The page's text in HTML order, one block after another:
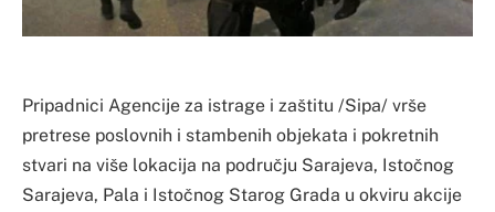
Pripadnici Agencije za istrage i zaštitu /Sipa/ vrše
pretrese poslovnih i stambenih objekata i pokretnih
stvari na više lokacija na području Sarajeva, Istočnog
Sarajeva, Pala i Istočnog Starog Grada u okviru akcije